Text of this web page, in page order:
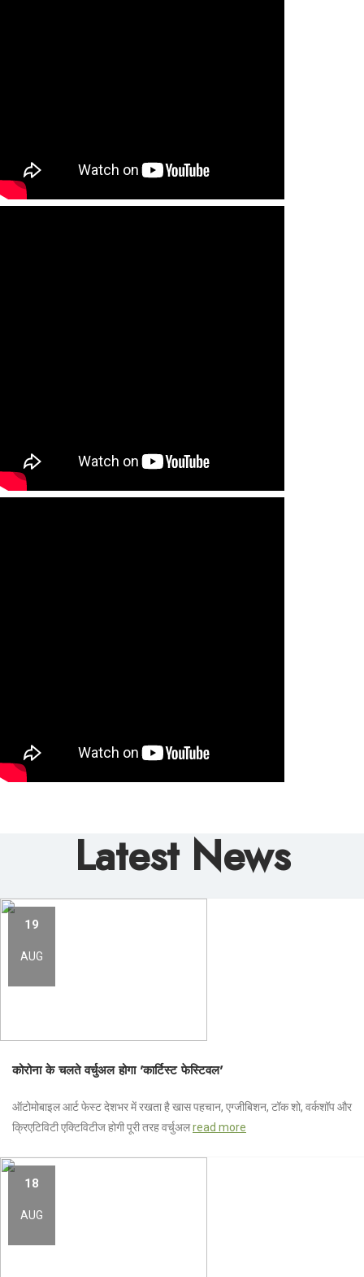
Latest News
19
AUG
कोरोना के चलते वर्चुअल होगा 'कार्टिस्ट फेस्टिवल'
ऑटोमोबाइल आर्ट फेस्ट देशभर में रखता है खास पहचान, एग्जीबिशन, टॉक शो, वर्कशॉप और
क्रिएटिविटी एक्टिविटीज होगी पूरी तरह वर्चुअलread more
18
AUG